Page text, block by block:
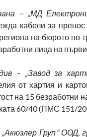
– „МД
кабели за
на бюрото
лица на
– „Завод за
от хартия и
на 15 безработни
60/40 (ПМС 151/
Груп” ООД,